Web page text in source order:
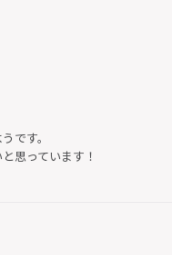
です。
思っています！